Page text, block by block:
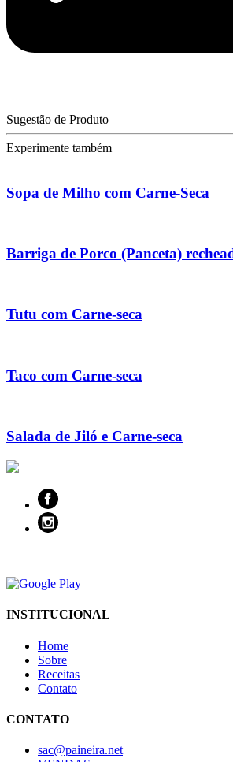
Sugestão de Produto
Experimente também
Sopa de Milho com Carne-Seca
Barriga de Porco (Panceta)
Tutu com Carne-seca
Taco com Carne-seca
Salada de Jiló e Carne-seca
INSTITUCIONAL
Home
Sobre
Receitas
Contato
CONTATO
sac@paineira.net